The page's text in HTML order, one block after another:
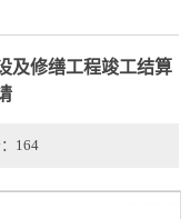
及修缮工程竣工结算
164